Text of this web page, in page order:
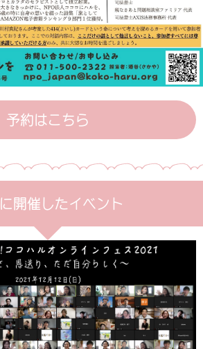
予約はこちら
開催したイベント